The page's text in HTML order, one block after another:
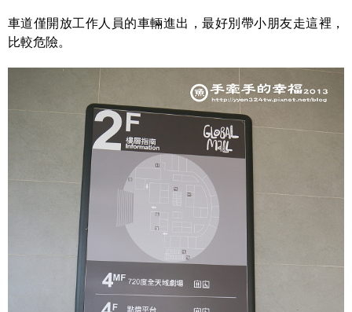
車道僅開放工作人員的車輛進出，最好別帶小朋友走這裡，
比較危險。